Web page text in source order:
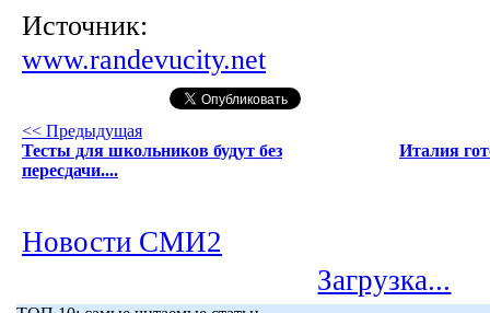
Источник:
www.randevucity.net
<< Предыдущая
Тесты для школьников будут без
пересдачи....
Италия
Новости СМИ2
Загрузка...